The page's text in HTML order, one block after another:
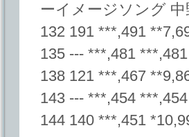
ーイメージソング
132 191 ***,491
135 --- ***,481
138 121 ***,467
143 --- ***,454
144 140 ***,451